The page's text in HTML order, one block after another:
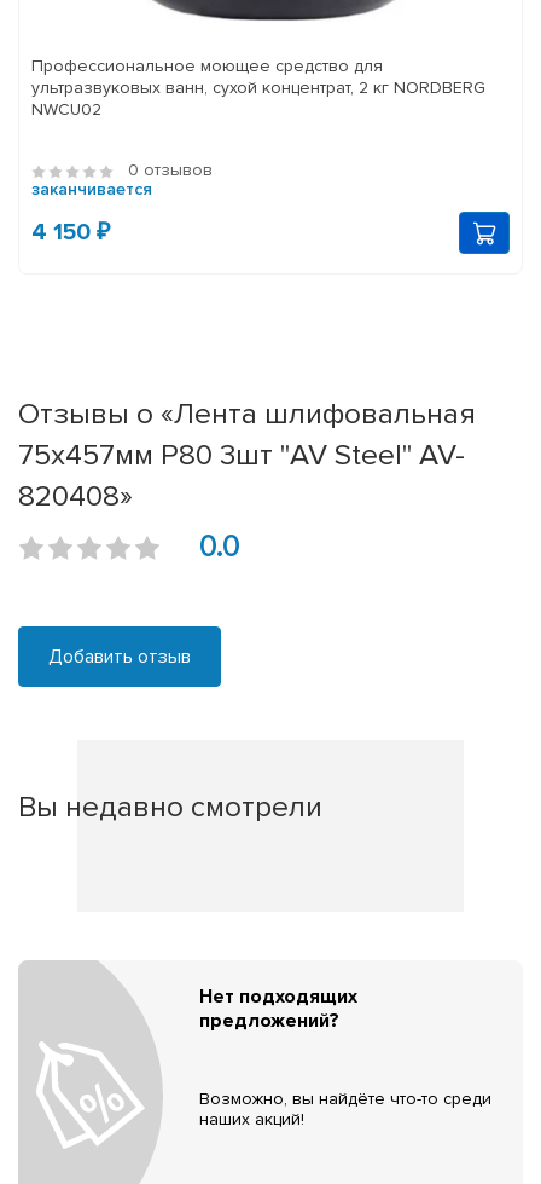
Профессиональное моющее средство для
ультразвуковых ванн, сухой концентрат, 2 кг NORDBERG
NWCU02
0 отзывов
заканчивается
4 150 ₽
Отзывы о «Лента шлифовальная
75х457мм Р80 3шт "AV Steel" AV-
820408»
0.0
Добавить отзыв
Вы недавно смотрели
Нет подходящих
предложений?
Возможно, вы найдёте что-то среди
наших акций!